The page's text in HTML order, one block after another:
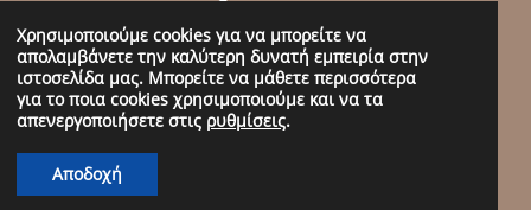
info@freskos.gr
Copyright @ 2019 Freskos.gr - All Rights Reserved. |
Χρησιμοποιούμε cookies για να μπορείτε να
απολαμβάνετε την καλύτερη δυνατή εμπειρία στην
ιστοσελίδα μας. Μπορείτε να μάθετε περισσότερα
για το ποια cookies χρησιμοποιούμε και να τα
απενεργοποιήσετε στις ρυθμίσεις.
Αποδοχή